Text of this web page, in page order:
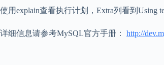
使用explain查看执行计划，Extra列看到Using
详细信息请参考MySQL官方手册： http://